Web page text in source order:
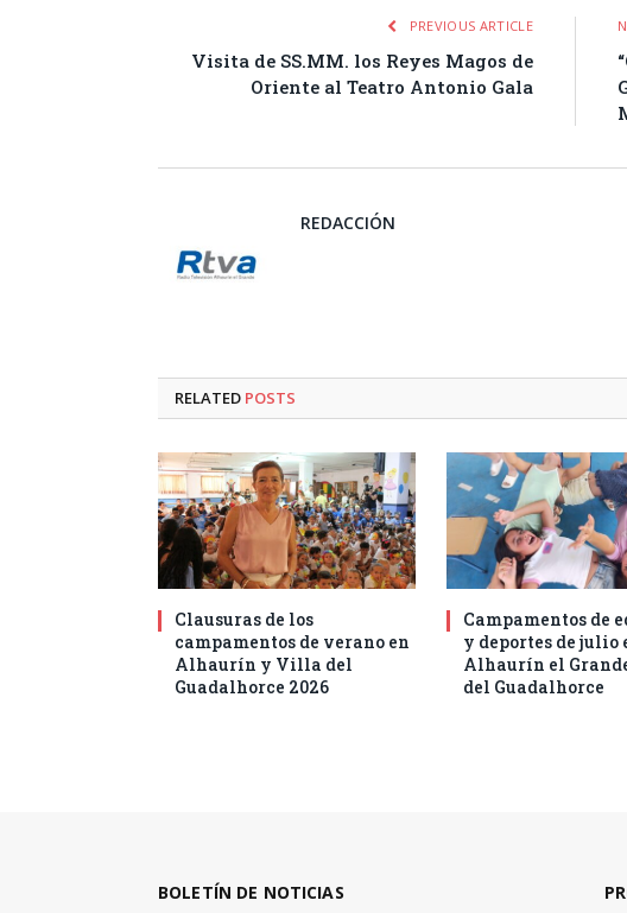
PREVIOUS ARTICLE
Visita de SS.MM. los Reyes Magos de
Oriente al Teatro Antonio Gala
REDACCIÓN
RELATED POSTS
Clausuras de los
campamentos de verano en
Alhaurín y Villa del
Guadalhorce 2026
Campamentos de
y deportes de julio
Alhaurín el
del Guadalhorce
BOLETÍN DE NOTICIAS